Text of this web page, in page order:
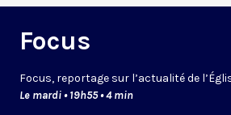
Focus
Focus, reportage sur l’actualité de
Le mardi • 19h55 • 4 min